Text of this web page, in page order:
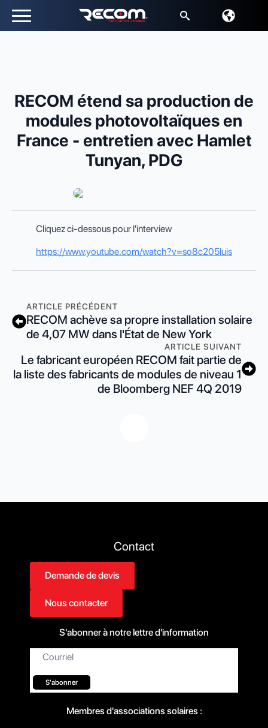
RECOM étend sa production de
modules photovoltaïques en
France - entretien avec Hamlet
Tunyan, PDG
Cliquez ci-dessous pour l'interview
https://www.youtube.com/watch?v=so8c205luis
ARTICLE PRÉCÉDENT
RECOM achève sa propre installation solaire
de 4,07 MW dans l'État de New York
ARTICLE SUIVANT
Le fabricant européen RECOM fait partie de
la liste des fabricants de modules de niveau 1
de Bloomberg NEF 4Q 2019
Contact
Demande de devis
Nous contacter
S'abonner à notre lettre d'information
Courriel*
S'abonner
Membres d'associations solaires :